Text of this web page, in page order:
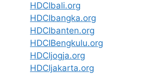
HDCIbali.org
HDCIbangka.org
HDCIbanten.org
HDCIBengkulu.org
HDCIjogja.org
HDCIjakarta.org